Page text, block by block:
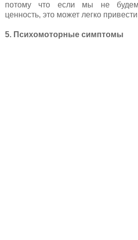
потому что если мы не будем
ценность, это может легко
5. Психомоторные симптомы